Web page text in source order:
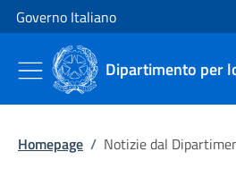
Vai al contenuto
Vai alla navigazione del sito
Governo Italiano
Dipartimento per
Homepage / Notizie dal